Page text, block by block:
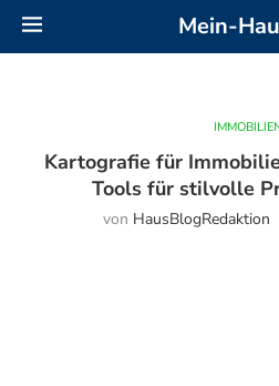
Mein-
Kartografie für
Tools für stilvolle
von HausBlogRedaktion